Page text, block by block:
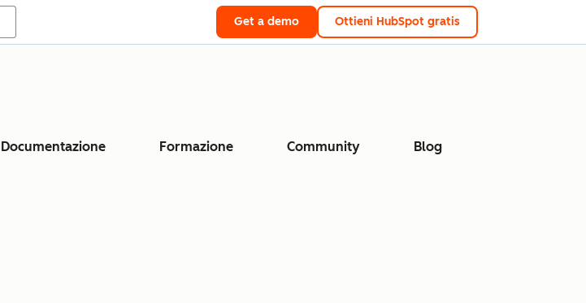
Get a demo Ottieni HubSpot gratis
Documentazione Formazione Community Blog